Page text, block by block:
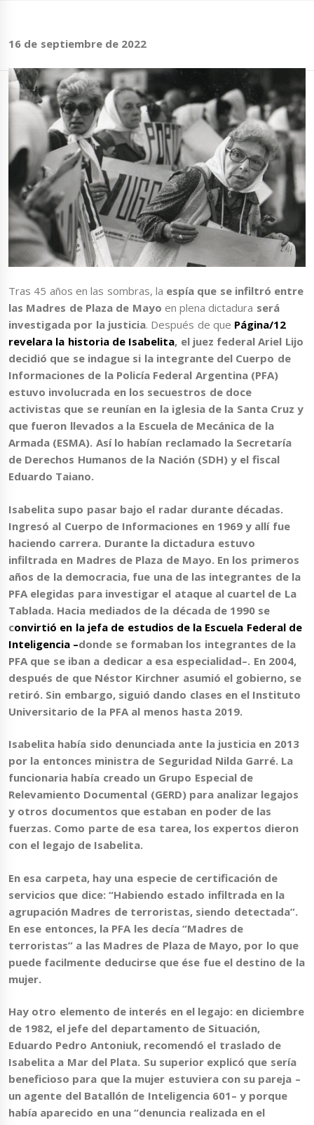
16 de septiembre de 2022
Tras 45 años en las sombras, la espía que se infiltró entre
las Madres de Plaza de Mayo en plena dictadura será
investigada por la justicia. Después de que Página/12
revelara la historia de Isabelita, el juez federal Ariel Lijo
decidió que se indague si la integrante del Cuerpo de
Informaciones de la Policía Federal Argentina (PFA)
estuvo involucrada en los secuestros de doce
activistas que se reunían en la iglesia de la Santa Cruzy
que fueron llevados a la Escuela de Mecánica de la
Armada (ESMA). Así lo habían reclamado la Secretaría
de Derechos Humanos de la Nación (SDH)y el fiscal
Eduardo Taiano.
Isabelita supo pasar bajo el radar durante décadas.
Ingresó al Cuerpo de Informaciones en 1969 y allí fue
haciendo carrera. Durante la dictadura estuvo
infiltrada en Madres de Plaza de Mayo. En los primeros
años de la democracia, fue una de las integrantes de la
PFA elegidas para investigar el ataque al cuartel de La
Tablada. Hacia mediados de la década de 1990 se
convirtió en la jefa de estudios de la Escuela Federal de
Inteligencia –donde se formaban los integrantes de la
PFA que se iban a dedicar a esa especialidad–. En 2004,
después de que Néstor Kirchner asumió el gobierno, se
retiró. Sin embargo, siguió dando clases en el Instituto
Universitario de la PFA al menos hasta 2019.
Isabelita había sido denunciada ante la justicia en 2013
por la entonces ministra de Seguridad Nilda Garré. La
funcionaria había creado un Grupo Especial de
Relevamiento Documental (GERD) para analizar legajos
y otros documentos que estaban en poder de las
fuerzas. Como parte de esa tarea, los expertos dieron
con el legajo de Isabelita.
En esa carpeta, hay una especie de certificación de
servicios que dice: “Habiendo estado infiltrada en la
agrupación Madres de terroristas, siendo detectada”.
En ese entonces, la PFA les decía “Madres de
terroristas” a las Madres de Plaza de Mayo, por lo que
puede facilmente deducirse que ése fue el destino de la
mujer.
Hay otro elemento de interés en el legajo: en diciembre
de 1982, el jefe del departamento de Situación,
Eduardo Pedro Antoniuk, recomendó el traslado de
Isabelita a Mar del Plata. Su superior explicó que sería
beneficioso para que la mujer estuviera con su pareja –
un agente del Batallón de Inteligencia 601– y porque
había aparecido en una “denuncia realizada en el